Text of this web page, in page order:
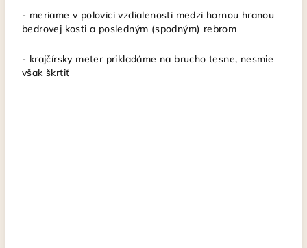
- meriame v polovici vzdialenosti medzi hornou hranou
bedrovej kosti a posledným (spodným) rebrom
- krajčírsky meterprikladáme na brucho tesne, nesmie
však škrtiť